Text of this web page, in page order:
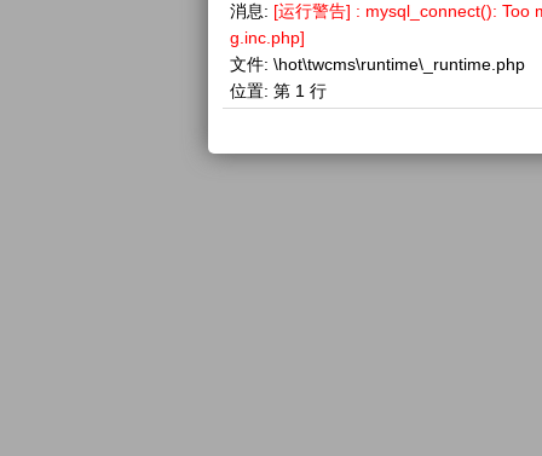
消息: [运行警告] : mysql_connect(): Too
g.inc.php]
文件: \hot\twcms\runtime\_runtime.php
位置: 第 1 行